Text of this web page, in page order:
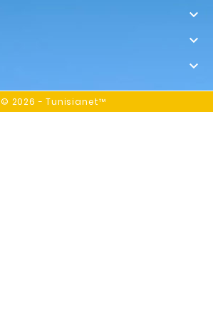



© 2026 - Tunisianet™